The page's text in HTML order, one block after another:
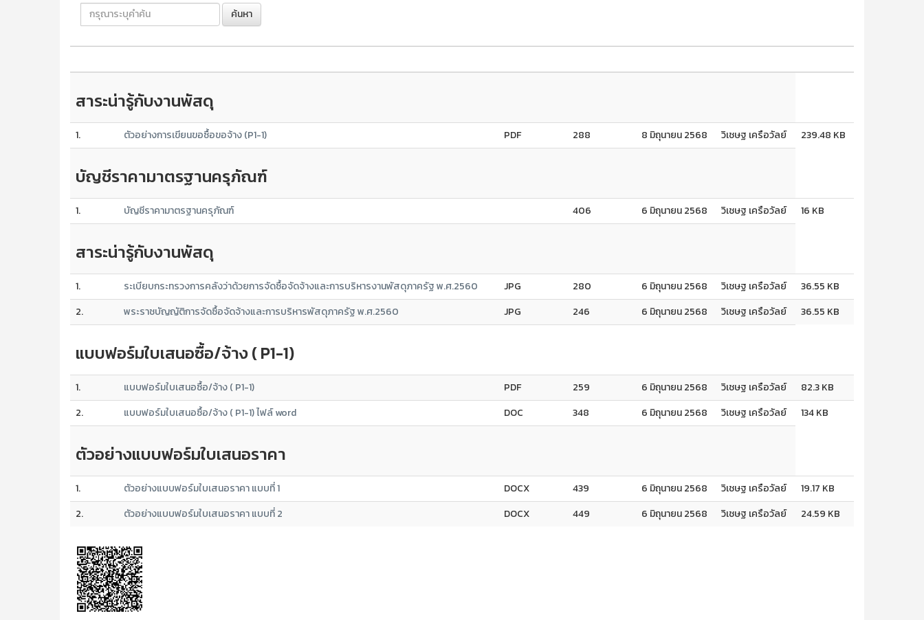
ค้นหา
สาระน่ารู้กับงานพัสดุ
1. ตัวอย่างการเขียนขอซื้อขอจ้าง (P1-1) PDF 288 8 มิถุนายน 2568 วิเชษฐ เครือวัลย์ 239.48 KB
บัญชีราคามาตรฐานครุภัณฑ์
1. บัญชีราคามาตรฐานครุภัณฑ์ 406 6 มิถุนายน 2568 วิเชษฐ เครือวัลย์ 16 KB
สาระน่ารู้กับงานพัสดุ
1. ระเบียบกระทรวงการคลังว่าด้วยการจัดซื้อจัดจ้างและการบริหารงานพัสดุภาครัฐ พ.ศ.2560 JPG 280 6 มิถุนายน 2568 วิเชษฐ เครือวัลย์
36.55 KB
2.
พระราชบัญญัติการจัดซื้อจัดจ้างและการบริหารพัสดุภาครัฐ พ.ศ.2560 JPG 246 6 มิถุนายน 2568 วิเชษฐ เครือวัลย์ 36.55 KB
แบบฟอร์มใบเสนอซื้อ/จ้าง ( P1-1)
1. แบบฟอร์มใบเสนอซื้อ/จ้าง ( P1-1) PDF 259 6 มิถุนายน 2568 วิเชษฐ เครือวัลย์
82.3 KB
2.
แบบฟอร์มใบเสนอซื้อ/จ้าง ( P1-1) ไฟล์ word DOC 348 6 มิถุนายน 2568 วิเชษฐ เครือวัลย์ 134 KB
ตัวอย่างแบบฟอร์มใบเสนอราคา
1. ตัวอย่างแบบฟอร์มใบเสนอราคา แบบที่ 1 DOCX 439 6 มิถุนายน 2568 วิเชษฐ เครือวัลย์
19.17 KB
2.
ตัวอย่างแบบฟอร์มใบเสนอราคา แบบที่ 2 DOCX 449 6 มิถุนายน 2568 วิเชษฐ เครือวัลย์ 24.59 KB